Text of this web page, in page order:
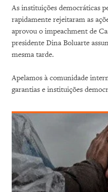
As instituições democráticas
rapidamente rejeitaram as
aprovou o impeachment de
presidente Dina Boluarte
mesma tarde.
Apelamos à comunidade
garantias e instituições